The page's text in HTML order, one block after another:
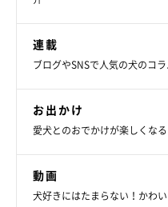
連載
ブログやSNSで人気の犬のコ
お出かけ
愛犬とのおでかけが楽しくな
動画
犬好きにはたまらない！かわ